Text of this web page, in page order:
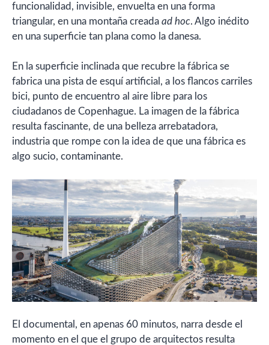
funcionalidad, invisible, envuelta en una forma
triangular, en una montaña creada ad hoc. Algo inédito
en una superficie tan plana como la danesa.
En la superficie inclinada que recubre la fábrica se
fabrica una pista de esquí artificial, a los flancos carriles
bici, punto de encuentro al aire libre para los
ciudadanos de Copenhague. La imagen de la fábrica
resulta fascinante, de una belleza arrebatadora,
industria que rompe con la idea de que una fábrica es
algo sucio, contaminante.
El documental, en apenas 60 minutos, narra desde el
momento en el que el grupo de arquitectos resulta